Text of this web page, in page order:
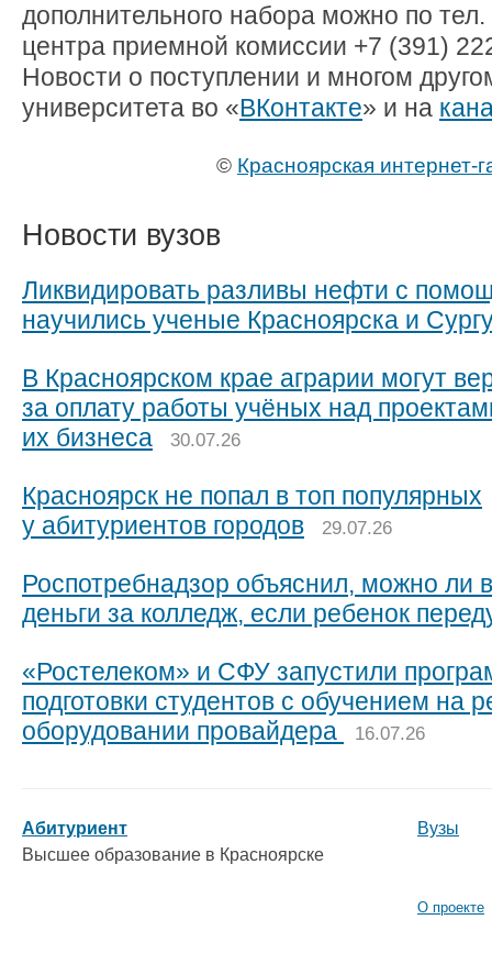
дополнительного набора можно по тел.
центра приемной комиссии +7 (391)
Новости о поступлении и многом
университета во «ВКонтакте» и на
© Красноярская интернет-
Новости вузов
Ликвидировать разливы нефти с
научились ученые Красноярска и
В Красноярском крае аграрии могут
за оплату работы учёных над
их бизнеса
30.07.26
Красноярск не попал в топ популярных
у абитуриентов городов
29.07.26
Роспотребнадзор объяснил, можно ли
деньги за колледж, если ребенок
«Ростелеком» и СФУ запустили
подготовки студентов с обучением на
оборудовании провайдера
16.07.26
Абитуриент
Высшее образование в Красноярске
Вузы
О проекте